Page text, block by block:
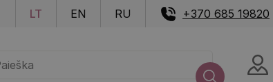
į pagrindinį turinį
LT EN RU +370 685 19820